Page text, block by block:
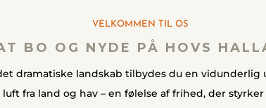
VELKOMMEN TIL OS
BO OG NYDE PÅ HOVS
dramatiske landskab tilbydes du en vidunderlig
luft fra land og hav – en følelse af frihed, der